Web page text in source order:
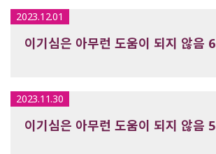
2023.12.01
이기심은 아무런 도움이 되지 않음 6
2023.11.30
이기심은 아무런 도움이 되지 않음 5